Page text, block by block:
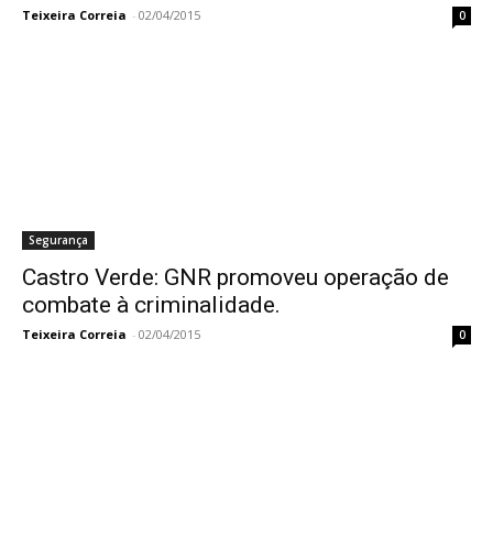
Teixeira Correia - 02/04/2015 0
Segurança
Castro Verde: GNR promoveu operação de
combate à criminalidade.
Teixeira Correia - 02/04/2015 0